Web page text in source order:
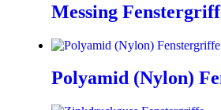
Messing
Polyamid (Nylon)